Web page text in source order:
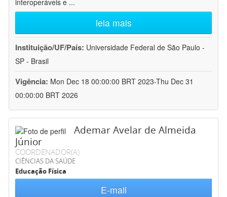
interoperáveis e ...
leia mais
Instituição/UF/País: Universidade Federal de São Paulo -
SP - Brasil
Vigência: Mon Dec 18 00:00:00 BRT 2023-Thu Dec 31
00:00:00 BRT 2026
Ademar Avelar de Almeida
Júnior
COORDENADOR(A)
CIÊNCIAS DA SAÚDE
Educação Física
E-mail